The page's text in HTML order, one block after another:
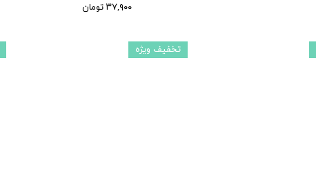
۳۷,۹۰۰ تومان
تخفیف ویژه